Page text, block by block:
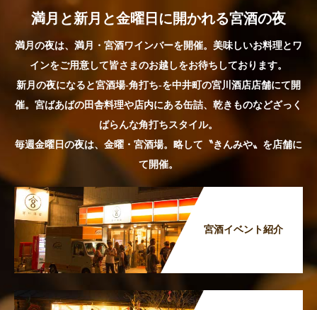
満月と新月と金曜日に開かれる宮酒の夜
満月の夜は、満月・宮酒ワインバーを開催。美味しいお料理とワ
インをご用意して皆さまのお越しをお待ちしております。
新月の夜になると宮酒場-角打ち-を中井町の宮川酒店店舗にて開
催。宮ばあばの田舎料理や店内にある缶詰、乾きものなどざっく
ばらんな角打ちスタイル。
毎週金曜日の夜は、金曜・宮酒場。略して〝きんみや〟を店舗に
て開催。
宮酒イベント紹介